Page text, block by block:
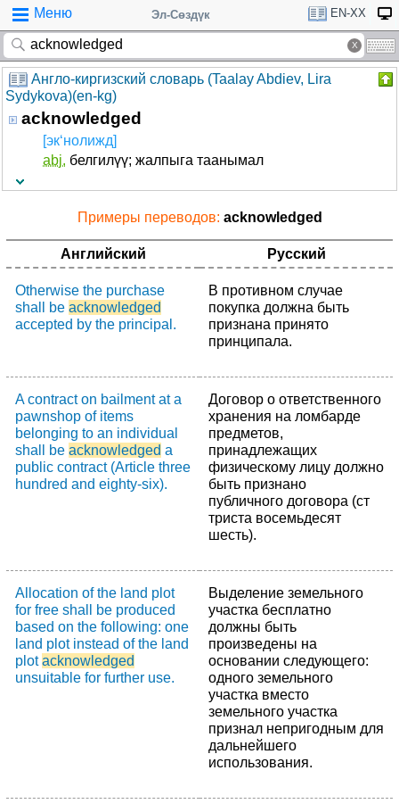
Меню Эл-Сөздүк EN-XX
Англо-киргизский словарь (Taalay Abdiev, Lira
Sydykova)(en-kg)
acknowledged
[эк‘нолижд]
abj. белгилүү; жалпыга таанымал
Примеры переводов: acknowledged
Английский Русский
Otherwise the purchase
shall be acknowledged
accepted by the principal.
В противном случае
покупка должна быть
признана принято
принципала.
A contract on bailment at a
pawnshop of items
belonging to an individual
shall be acknowledged a
public contract (Article three
hundred and eighty-six).
Договор о ответственного
хранения на ломбарде
предметов,
принадлежащих
физическому лицу должно
быть признано
публичного договора (ст
триста восемьдесят
шесть).
Allocation of the land plot
for free shall be produced
based on the following: one
land plot instead of the land
plotacknowledged
unsuitable for further use.
Выделение земельного
участка бесплатно
должны быть
произведены на
основании следующего:
одного земельного
участка вместо
земельного участка
признал непригодным для
дальнейшего
использования.